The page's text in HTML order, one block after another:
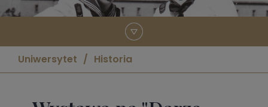
NAUKA
KONTAKT
Uniwersytet Historia